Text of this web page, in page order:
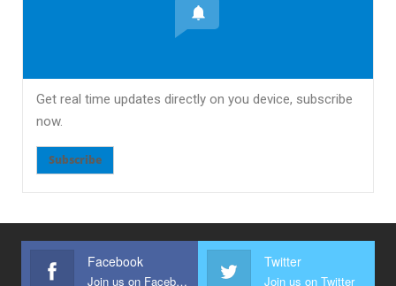
Get real time updates directly on you device, subscribe
now.
Subscribe
Facebook
Join us on Facebook
Twitter
Join us on Twitter